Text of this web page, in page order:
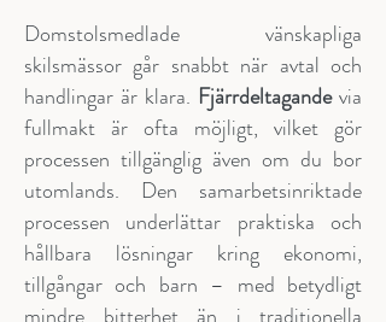
Domstolsmedlade vänskapliga
skilsmässor går snabbt när avtal och
handlingar är klara. Fjärrdeltagandevia
fullmakt är ofta möjligt, vilket gör
processen tillgänglig även om du bor
utomlands. Den samarbetsinriktade
processen underlättar praktiska och
hållbara lösningar kring ekonomi,
tillgångar och barn – med betydligt